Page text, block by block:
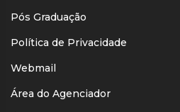
Pós Graduação
Política de Privacidade
Webmail
Área do Agenciador